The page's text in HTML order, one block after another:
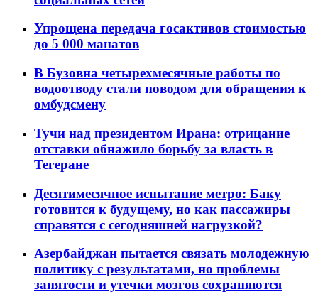
Упрощена передача госактивов стоимостью
до 5 000 манатов
В Бузовна четырехмесячные работы по
водоотводу стали поводом для обращения к
омбудсмену
Тучи над президентом Ирана: отрицание
отставки обнажило борьбу за власть в
Тегеране
Десятимесячное испытание метро: Баку
готовится к будущему, но как пассажиры
справятся с сегодняшней нагрузкой?
Азербайджан пытается связать молодежную
политику с результатами, но проблемы
занятости и утечки мозгов сохраняются